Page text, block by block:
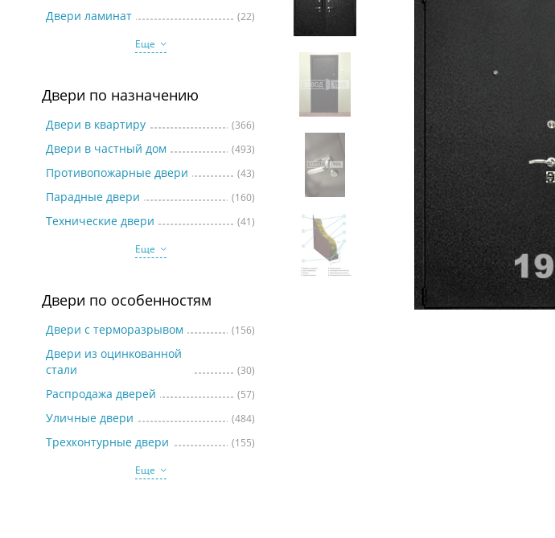
Двери с винилискожей
Двери ламинат
(22)
Еще
Двери по назначению
Двери в квартиру (366)
Двери в частный дом (493)
Противопожарные двери (43)
Парадные двери (160)
Технические двери
(41)
Еще
Двери по особенностям
Двери с терморазрывом (156)
Двери из оцинкованной
стали
(30)
Распродажа дверей (57)
Уличные двери (484)
Трехконтурные двери
(155)
Еще